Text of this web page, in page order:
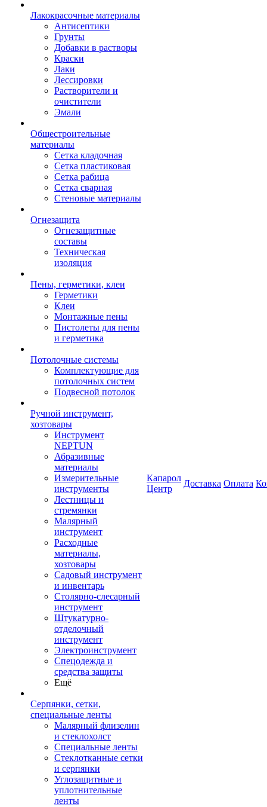
Лакокрасочные материалы
Антисептики
Грунты
Добавки в растворы
Краски
Лаки
Лессировки
Растворители и
очистители
Эмали
Общестроительные
материалы
Сетка кладочная
Сетка пластиковая
Сетка рабица
Сетка сварная
Стеновые материалы
Огнезащита
Огнезащитные
составы
Техническая
изоляция
Пены, герметики, клеи
Герметики
Клеи
Монтажные пены
Пистолеты для пены
и герметика
Потолочные системы
Комплектующие для
потолочных систем
Подвесной потолок
Ручной инструмент,
хозтовары
Инструмент
NEPTUN
Абразивные
материалы
Измерительные
инструменты
Лестницы и
стремянки
Малярный
инструмент
Расходные
материалы,
хозтовары
Садовый инструмент
и инвентарь
Столярно-слесарный
инструмент
Штукатурно-
отделочный
инструмент
Электроинструмент
Спецодежда и
средства защиты
Ещё
Серпянки, сетки,
специальные ленты
Малярный флизелин
и стеклохолст
Специальные ленты
Стеклотканные сетки
и серпянки
Углозащитные и
уплотнительные
ленты
Капарол
Центр
Доставка Оплата